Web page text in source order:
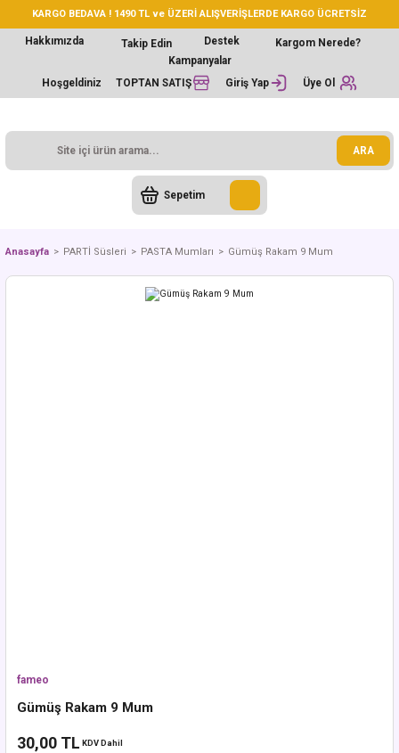
KARGO BEDAVA ! 1490 TL ve ÜZERİ ALIŞVERİŞLERDE KARGO ÜCRETSİZ
Hakkımızda Takip Edin Destek
Kargom Nerede?
Kampanyalar
Hoşgeldiniz
TOPTAN SATIŞ Giriş Yap Üye Ol
ARA
Sepetim
Anasayfa PARTİ Süsleri PASTA Mumları Gümüş Rakam 9 Mum
fameo
Gümüş Rakam 9 Mum
30,00 TL KDV Dahil